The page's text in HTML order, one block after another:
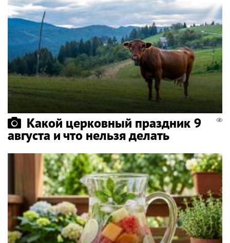
Какой церковный праздник 9
августа и что нельзя делать